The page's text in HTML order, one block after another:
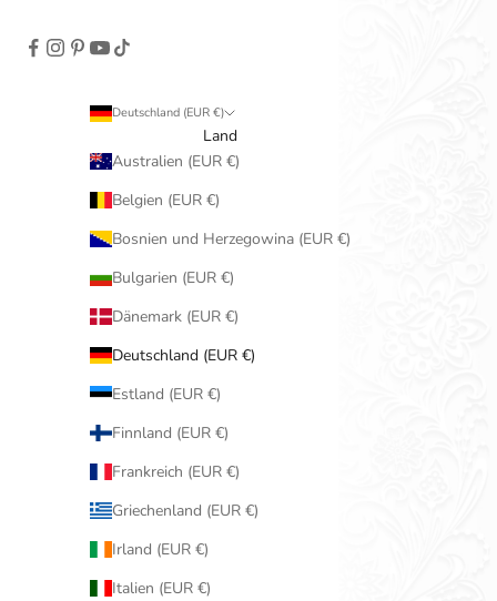
Deutschland (EUR €)
Land
Australien (EUR €)
Belgien (EUR €)
Bosnien und Herzegowina (EUR €)
Bulgarien (EUR €)
Dänemark (EUR €)
Deutschland (EUR €)
Estland (EUR €)
Finnland (EUR €)
Frankreich (EUR €)
Griechenland (EUR €)
Irland (EUR €)
Italien (EUR €)